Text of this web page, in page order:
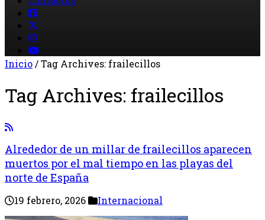
Inicio/Tag Archives: frailecillos
Tag Archives: frailecillos
Alrededor de un millar de frailecillos aparecen
muertos por el mal tiempo en las playas del
norte de España
19 febrero, 2026 Internacional